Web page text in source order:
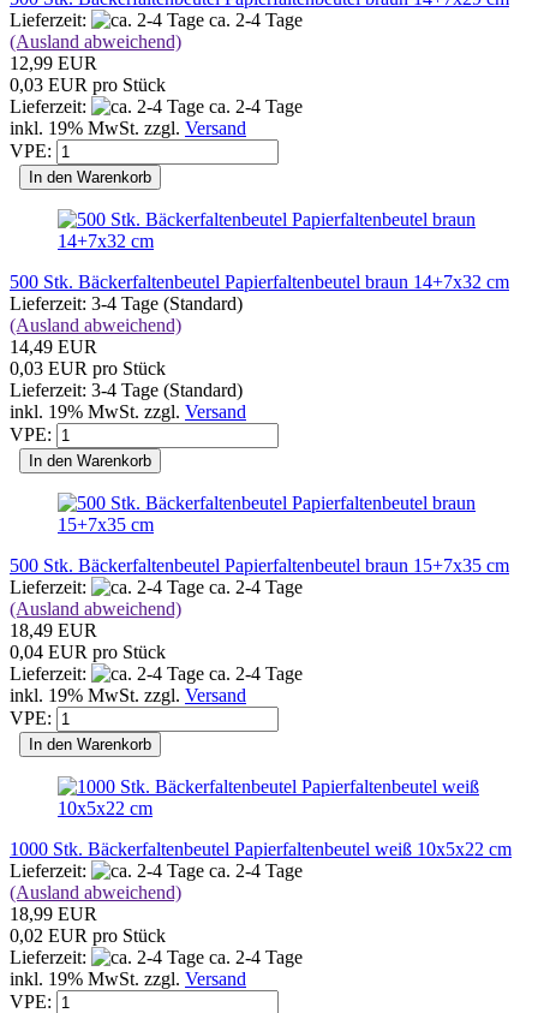
Lieferzeit:
ca. 2-4 Tage
(Ausland abweichend)
12,99 EUR
0,03 EUR pro Stück
Lieferzeit:
ca. 2-4 Tage
inkl. 19% MwSt. zzgl. Versand
VPE:
In den Warenkorb
500 Stk. Bäckerfaltenbeutel Papierfaltenbeutel braun 14+7x32 cm
Lieferzeit: 3-4 Tage (Standard)
(Ausland abweichend)
14,49 EUR
0,03 EUR pro Stück
Lieferzeit: 3-4 Tage (Standard)
inkl. 19% MwSt. zzgl. Versand
VPE:
In den Warenkorb
500 Stk. Bäckerfaltenbeutel Papierfaltenbeutel braun 15+7x35 cm
Lieferzeit:
ca. 2-4 Tage
(Ausland abweichend)
18,49 EUR
0,04 EUR pro Stück
Lieferzeit:
ca. 2-4 Tage
inkl. 19% MwSt. zzgl. Versand
VPE:
In den Warenkorb
1000 Stk. Bäckerfaltenbeutel Papierfaltenbeutel weiß 10x5x22 cm
Lieferzeit:
ca. 2-4 Tage
(Ausland abweichend)
18,99 EUR
0,02 EUR pro Stück
Lieferzeit:
ca. 2-4 Tage
inkl. 19% MwSt. zzgl. Versand
VPE: